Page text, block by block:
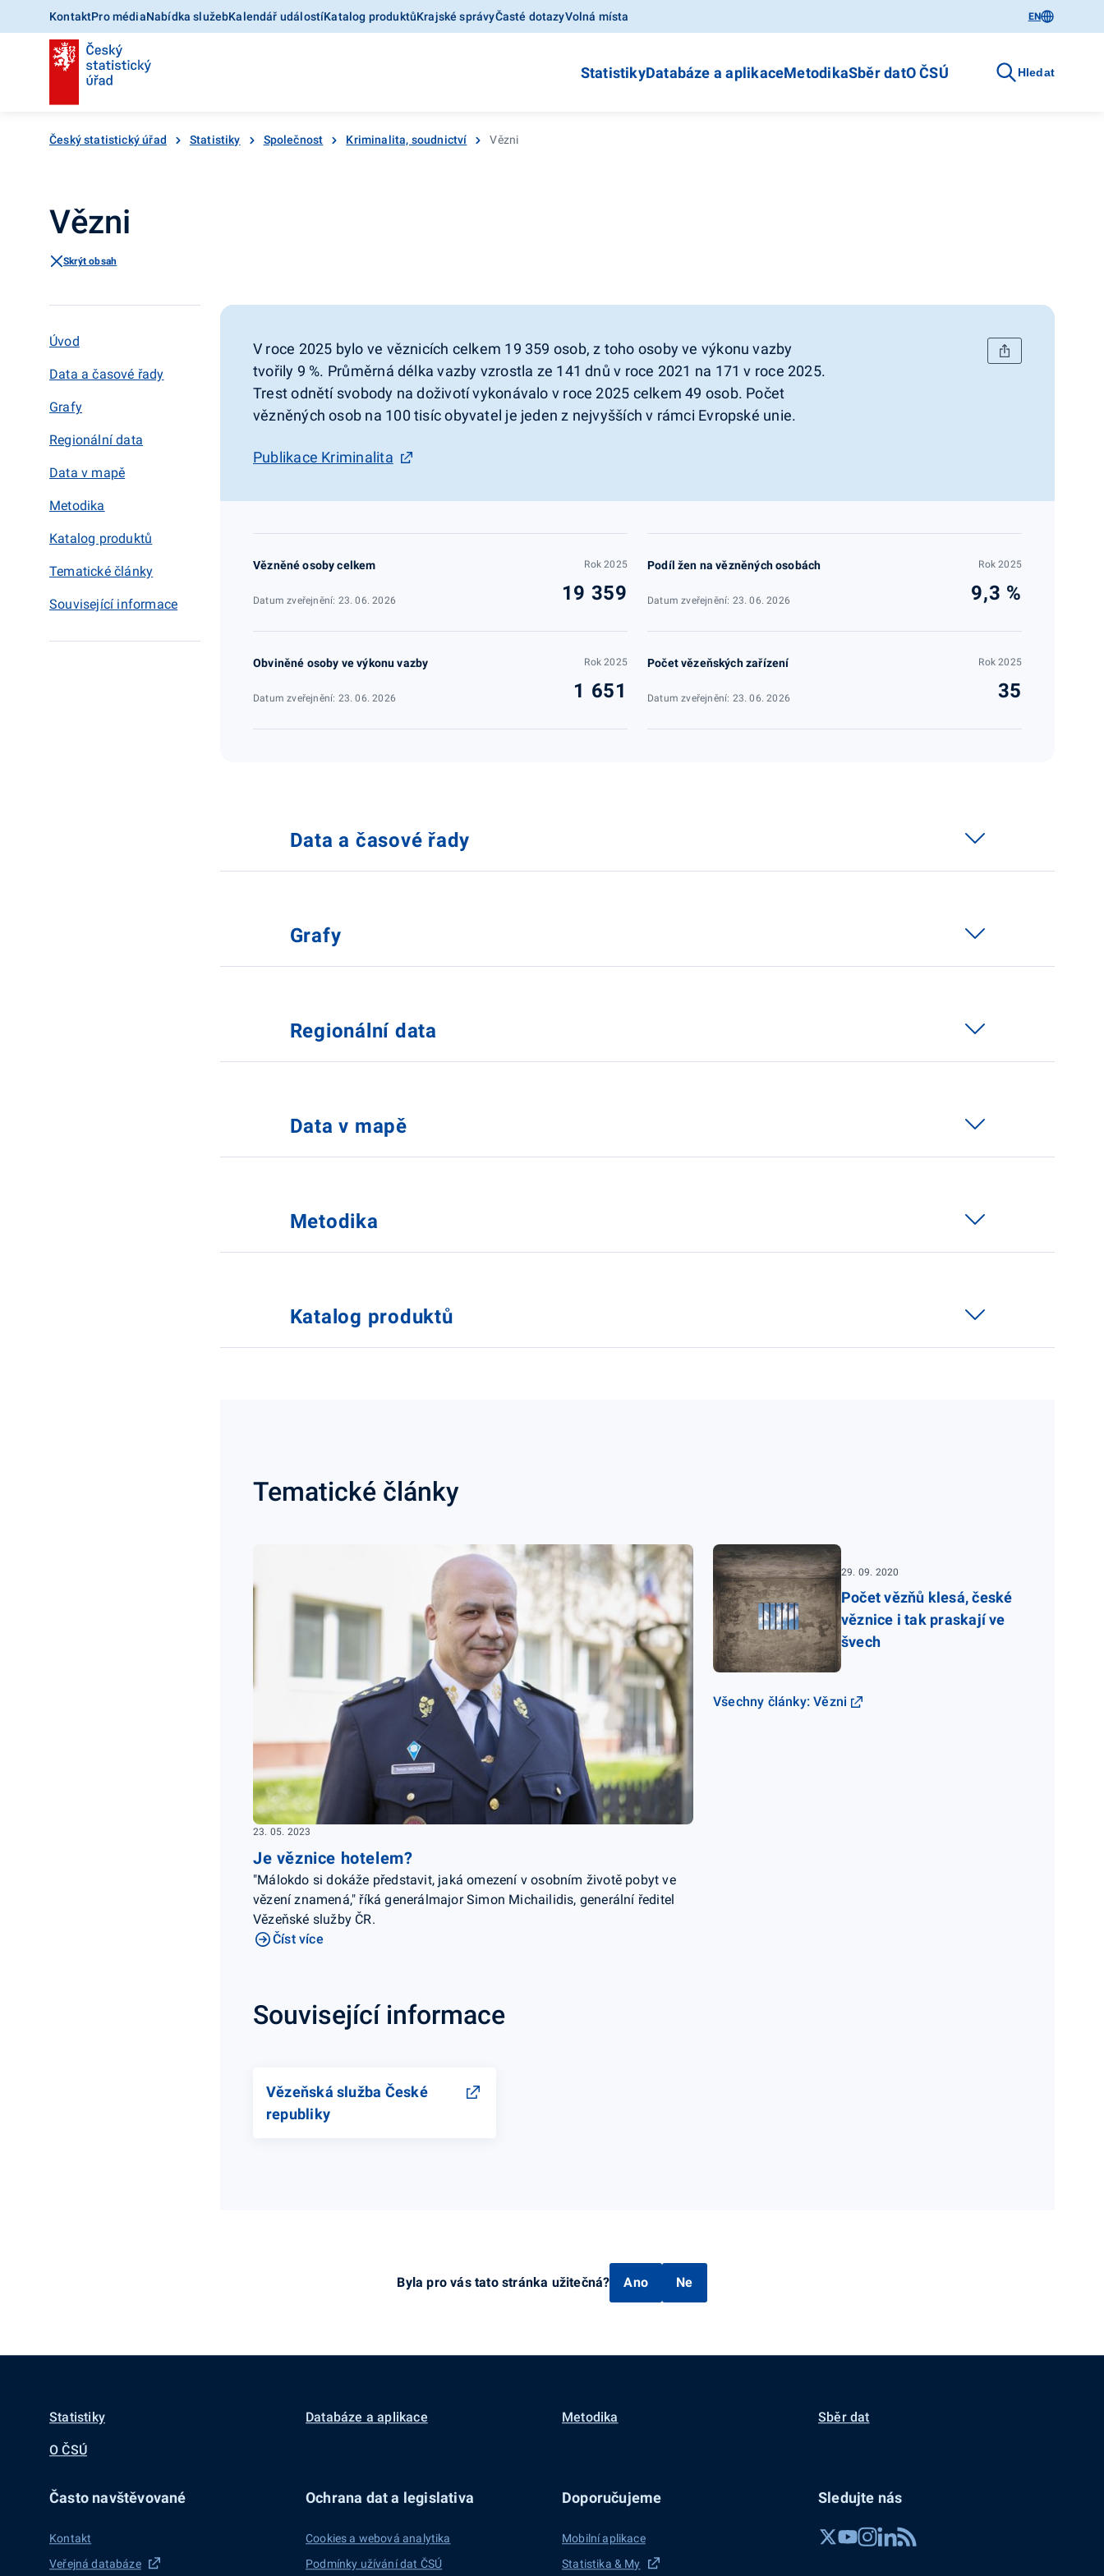
KontaktPro médiaNabídka služebKalendář událostíKatalog produktůKrajské správyČasté dotazyVolná místa EN
StatistikyDatabáze a aplikaceMetodikaSběr datO ČSÚ Hledat
Český statistický úřad Statistiky Společnost Kriminalita, soudnictví Vězni
Vězni
Skrýt obsah
Úvod
Data a časové řady
Grafy
Regionální data
Data v mapě
Metodika
Katalog produktů
Tematické články
Související informace
V roce 2025 bylo ve věznicích celkem 19 359 osob, z toho osoby ve výkonu vazby
tvořily 9 %. Průměrná délka vazby vzrostla ze 141 dnů v roce 2021 na 171 v roce 2025.
Trest odnětí svobody na doživotí vykonávalo v roce 2025 celkem 49 osob. Počet
vězněných osob na 100 tisíc obyvatel je jeden z nejvyšších v rámci Evropské unie.
Publikace Kriminalita
Vězněné osoby celkem
Datum zveřejnění: 23. 06. 2026
Rok 2025
19 359
Podíl žen na vězněných osobách
Datum zveřejnění: 23. 06. 2026
Rok 2025
9,3 %
Obviněné osoby ve výkonu vazby
Datum zveřejnění: 23. 06. 2026
Rok 2025
1 651
Počet vězeňských zařízení
Datum zveřejnění: 23. 06. 2026
Rok 2025
35
Data a časové řady
Grafy
Regionální data
Data v mapě
Metodika
Katalog produktů
Tematické články
23. 05. 2023
Je věznice hotelem?
"Málokdo si dokáže představit, jaká omezení v osobním životě pobyt ve
vězení znamená," říká generálmajor Simon Michailidis, generální ředitel
Vězeňské služby ČR.
Číst více
29. 09. 2020
Počet vězňů klesá, české
věznice i tak praskají ve
švech
Všechny články: Vězni
Související informace
Vězeňská služba České
republiky
Byla pro vás tato stránka užitečná? Ano Ne
Statistiky Databáze a aplikace Metodika Sběr dat
O ČSÚ
Často navštěvované
Kontakt
Veřejná databáze
Ochrana dat a legislativa
Cookies a webová analytika
Podmínky užívání dat ČSÚ
Doporučujeme
Mobilní aplikace
Statistika & My
Sledujte nás